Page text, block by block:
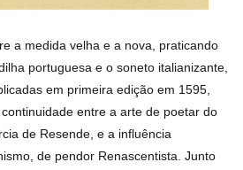
a medida velha e a nova, praticando
portuguesa e o soneto italianizante,
em primeira edição em 1595,
entre a arte de poetar do
de Resende, e a influência
de pendor Renascentista. Junto